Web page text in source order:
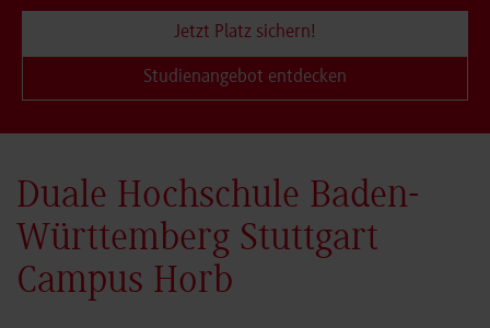
Jetzt Platz sichern!
Studienangebot entdecken
Duale Hochschule Baden-
Württemberg Stuttgart
Campus Horb